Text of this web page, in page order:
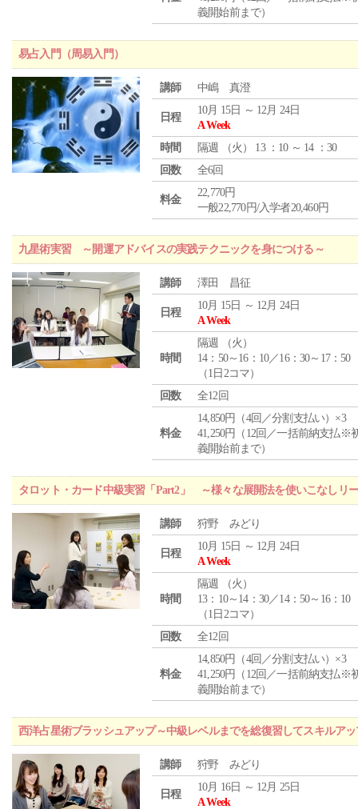
義開始前まで）
易占入門（周易入門）
講師 中嶋 真澄
日程
10月 15日 ～ 12月 24日
A Week
時間
隔週 （火 ） 13 ：10 ～ 14 ：30
回数
全6回
料金
22,770円
一般22,770円/入学者20,460円
九星術実習 ～開運アドバイスの実践テクニックを身につける～
講師 澤田 昌征
日程
10月 15日 ～ 12月 24日
A Week
時間
隔週 （火 ）
14：50～16：10／16：30～17：50
（1日2コマ）
回数
全12回
料金
14,850円（4回／分割支払い）×3
41,250円（12回／一括前納支払※
義開始前まで）
タロット・カード中級実習「Part2」 ～様々な展開法を使いこなしリ
講師 狩野 みどり
日程
10月 15日 ～ 12月 24日
A Week
時間
隔週 （火 ）
13：10～14：30／14：50～16：10
（1日2コマ）
回数
全12回
料金
14,850円（4回／分割支払い）×3
41,250円（12回／一括前納支払※
義開始前まで）
西洋占星術ブラッシュアップ～中級レベルまでを総復習してスキルア
講師 狩野 みどり
日程
10月 16日 ～ 12月 25日
A Week